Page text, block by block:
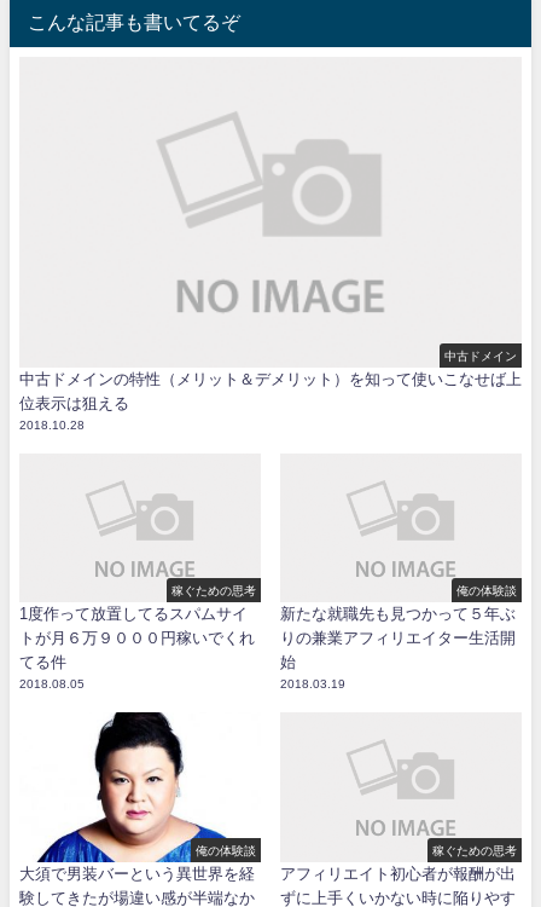
こんな記事も書いてるぞ
中古ドメイン
中古ドメインの特性（メリット＆デメリット）を知って使いこなせば上
位表示は狙える
2018.10.28
稼ぐための思考
1度作って放置してるスパムサイ
トが月６万９０００円稼いでくれ
てる件
2018.08.05
俺の体験談
新たな就職先も見つかって５年ぶ
りの兼業アフィリエイター生活開
始
2018.03.19
俺の体験談
大須で男装バーという異世界を経
験してきたが場違い感が半端なか
稼ぐための思考
アフィリエイト初心者が報酬が出
ずに上手くいかない時に陥りやす